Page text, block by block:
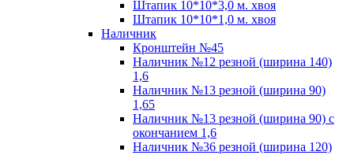
Штапик 10*10*3,0 м. хвоя
Штапик 10*10*1,0 м. хвоя
Наличник
Кронштейн №45
Наличник №12 резной (ширина 140)
1,6
Наличник №13 резной (ширина 90)
1,65
Наличник №13 резной (ширина 90) с
окончанием 1,6
Наличник №36 резной (ширина 120)